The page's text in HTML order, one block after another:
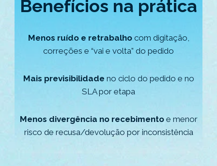
Benefícios na prática
Menos ruído e retrabalhocom digitação,
correções e “vai e volta” do pedido
Mais previsibilidade no ciclo do pedido e no
SLA por etapa
Menos divergência no recebimentoe menor
risco de recusa/devolução por inconsistência